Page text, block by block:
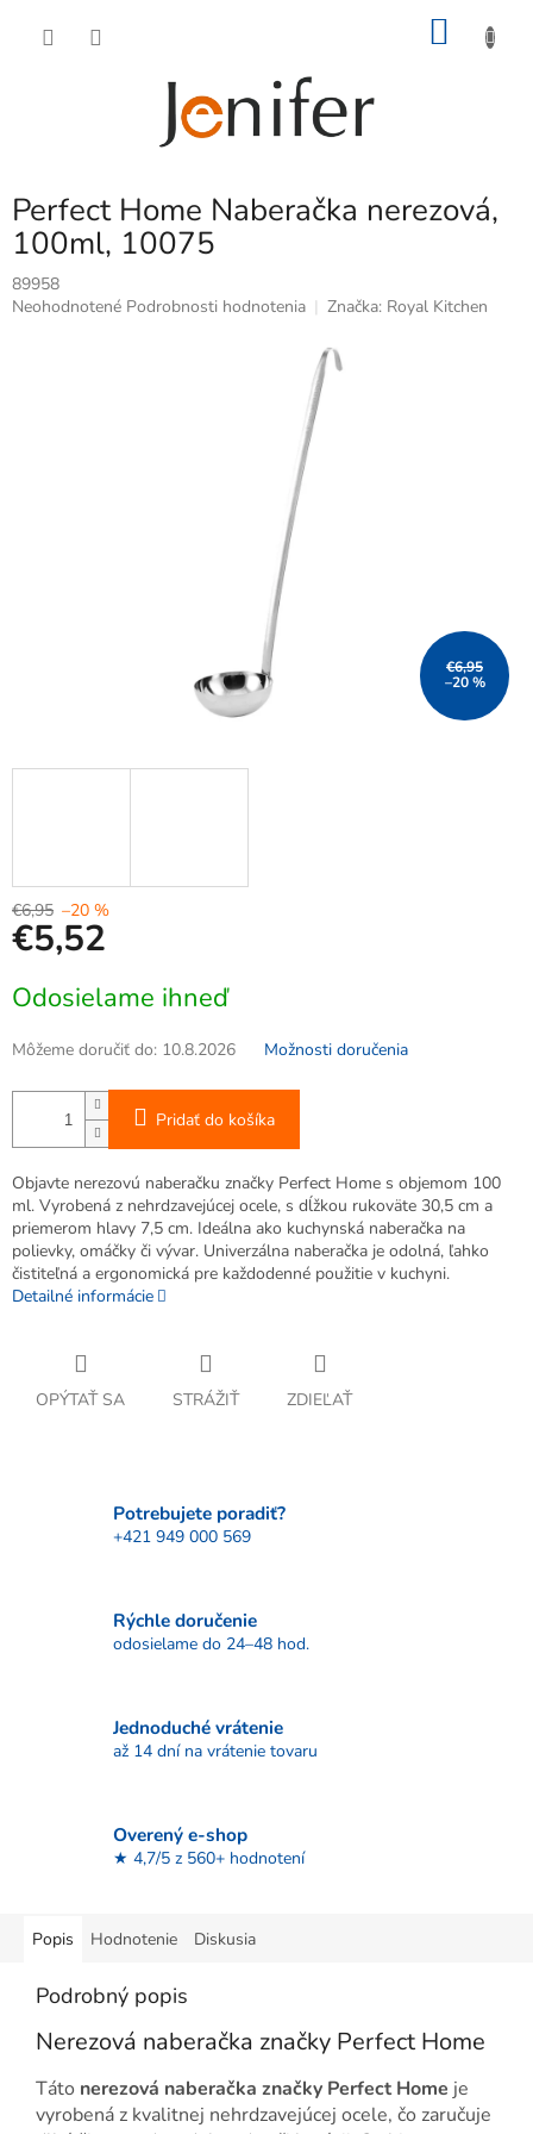
Perfect Home Naberačka nerezová,
100ml, 10075
89958
Priemerné
Neohodnotené Podrobnosti hodnotenia Značka: Royal Kitchen
€6,95
–20 %
€6,95 –20 %
€5,52
cena:
Odosielame ihneď
Môžeme doručiť do: 10.8.2026 Možnosti doručenia
Pridať do košíka
Objavte nerezovú naberačku značky Perfect Home s objemom 100
ml. Vyrobená z nehrdzavejúcej ocele, s dĺžkou rukoväte 30,5 cm a
priemerom hlavy 7,5 cm. Ideálna ako kuchynská naberačka na
polievky, omáčky či vývar. Univerzálna naberačka je odolná, ľahko
čistiteľná a ergonomická pre každodenné použitie v kuchyni.
Detailné informácie
OPÝTAŤ SA STRÁŽIŤ ZDIEĽAŤ
Potrebujete poradiť?
+421 949 000 569
Rýchle doručenie
odosielame do 24–48 hod.
Jednoduché vrátenie
až 14 dní na vrátenie tovaru
Overený e-shop
★ 4,7/5 z 560+ hodnotení
Popis Hodnotenie Diskusia
Podrobný popis
Nerezová naberačka značky Perfect Home
Táto nerezová naberačka značky Perfect Home je
vyrobená z kvalitnej nehrdzavejúcej ocele, čo zaručuje